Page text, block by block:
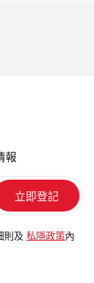
報
則及 私隱政策 內